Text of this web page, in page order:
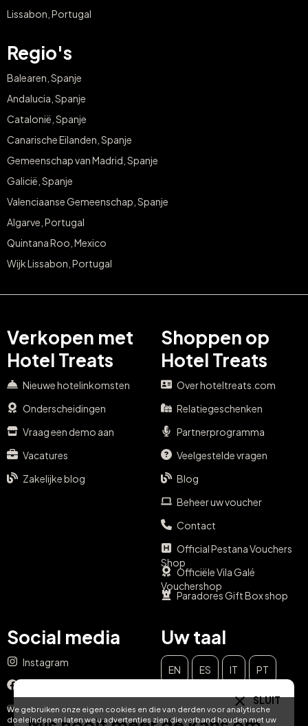
We gebruiken onze eigen cookies en die van derden voor analytische
doeleinden en laten we u advertenties zien die verband houden met uw
Lissabon, Portugal
Regio's
Balearen, Spanje
Andalucia, Spanje
Catalonië, Spanje
Canarische Eilanden, Spanje
Gemeenschap van Madrid, Spanje
Galicië, Spanje
Valenciaanse Gemeenschap, Spanje
Algarve, Portugal
Quintana Roo, Mexico
Wijk Lissabon, Portugal
Verkopen met
Hotel Treats
Nieuwe hotelinkomsten
Onderscheidingen
Vraag een demo aan
Vacatures
Zakelijke blog
Shoppen op
Hotel Treats
Over hoteltreats.com
Relatiegeschenken
Partnerprogramma
Veelgestelde vragen
Blog
Beheer uw voucher
Contact
Official Pestana Vouchers
Shop
Officiële Vila Galé
Vouchershop
Paradores Gift Box shop
Social media
Instagram
YouTube
Uw taal
EN ES IT PT
NL SLUIT